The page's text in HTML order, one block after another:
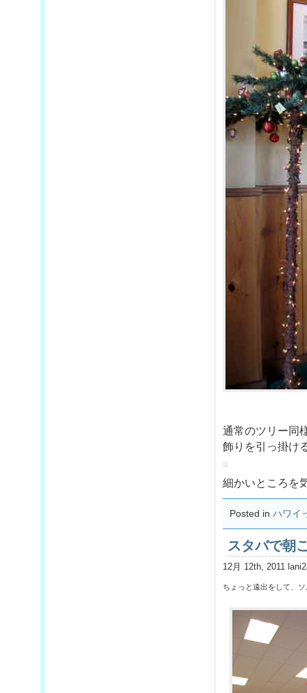
通常のツリー同
飾りを引っ掛け
細かいところを
Posted in ハワイ
スタバで朝
12月 12th, 2011
ちょっと遠出をして、